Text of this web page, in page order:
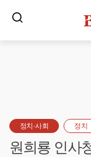
정치·사회 정치
원희룡 인사